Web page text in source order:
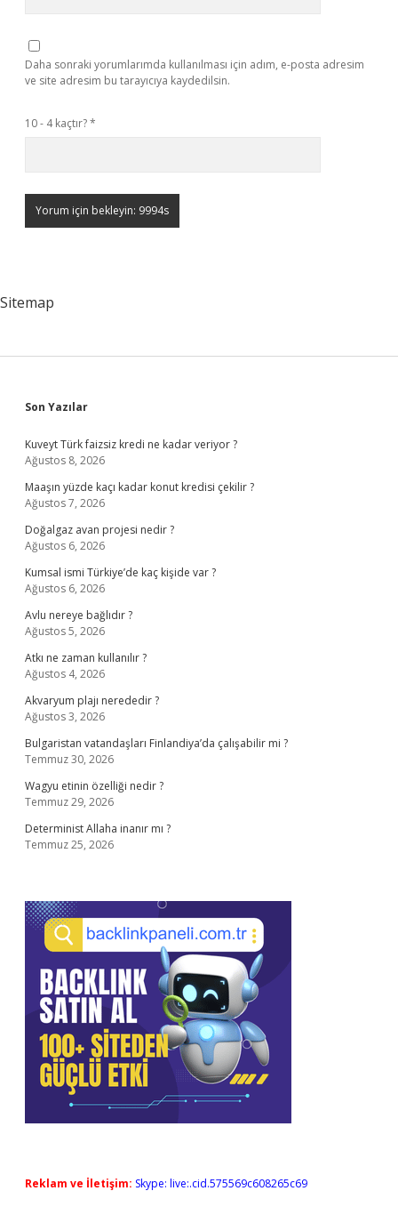
Daha sonraki yorumlarımda kullanılması için adım, e-posta adresim
ve site adresim bu tarayıcıya kaydedilsin.
10 - 4 kaçtır?*
Sitemap
Sidebar
Son Yazılar
Kuveyt Türk faizsiz kredi ne kadar veriyor ?
Ağustos 8, 2026
Maaşın yüzde kaçı kadar konut kredisi çekilir ?
Ağustos 7, 2026
Doğalgaz avan projesi nedir ?
Ağustos 6, 2026
Kumsal ismi Türkiye’de kaç kişide var ?
Ağustos 6, 2026
Avlu nereye bağlıdır ?
Ağustos 5, 2026
Atkı ne zaman kullanılır ?
Ağustos 4, 2026
Akvaryum plajı nerededir ?
Ağustos 3, 2026
Bulgaristan vatandaşları Finlandiya’da çalışabilir mi ?
Temmuz 30, 2026
Wagyu etinin özelliği nedir ?
Temmuz 29, 2026
Determinist Allaha inanır mı ?
Temmuz 25, 2026
Reklam ve İletişim: Skype: live:.cid.575569c608265c69